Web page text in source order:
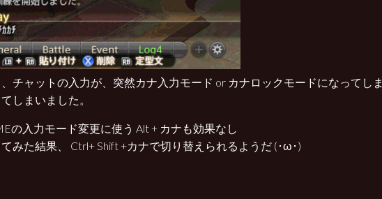
チャットの入力が、突然カナ入力モード or カナロックモードになってしま
しまいました。
の入力モード変更に使う Alt + カナも効果なし
みた結果、 Ctrl+ Shift +カナで切り替えられるようだ (･ω･)